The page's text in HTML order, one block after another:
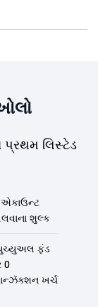
પ્રથમ લિસ્ટેડ
એકાઉન્ટ
શુલ્ક
ફંડ
0
ખર્ચ